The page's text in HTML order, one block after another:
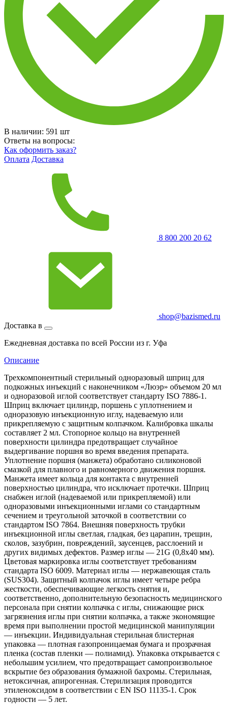
В наличии: 591 шт
Ответы на вопросы:
Как оформить заказ?
Оплата Доставка
8 800 200 20 62
shop@bazismed.ru
Доставка в
Ежедневная доставка по всей России из г. Уфа
Описание
Трехкомпонентный стерильный одноразовый шприц для
подкожных инъекций с наконечником «Люэр» объемом 20 мл
и одноразовой иглой соответствует стандарту ISO 7886-1.
Шприц включает цилиндр, поршень с уплотнением и
одноразовую инъекционную иглу, надеваемую или
прикрепляемую с защитным колпачком. Калибровка шкалы
составляет 2 мл. Стопорное кольцо на внутренней
поверхности цилиндра предотвращает случайное
выдергивание поршня во время введения препарата.
Уплотнение поршня (манжета) обработано силиконовой
смазкой для плавного и равномерного движения поршня.
Манжета имеет кольца для контакта с внутренней
поверхностью цилиндра, что исключает протечки. Шприц
снабжен иглой (надеваемой или прикрепляемой) или
одноразовыми инъекционными иглами со стандартным
сечением и треугольной заточкой в соответствии со
стандартом ISO 7864. Внешняя поверхность трубки
инъекционной иглы светлая, гладкая, без царапин, трещин,
сколов, зазубрин, повреждений, заусенцев, расслоений и
других видимых дефектов. Размер иглы — 21G (0,8x40 мм).
Цветовая маркировка иглы соответствует требованиям
стандарта ISO 6009. Материал иглы — нержавеющая сталь
(SUS304). Защитный колпачок иглы имеет четыре ребра
жесткости, обеспечивающие легкость снятия и,
соответственно, дополнительную безопасность медицинского
персонала при снятии колпачка с иглы, снижающие риск
загрязнения иглы при снятии колпачка, а также экономящие
время при выполнении простой медицинской манипуляции
— инъекции. Индивидуальная стерильная блистерная
упаковка — плотная газопроницаемая бумага и прозрачная
пленка (состав пленки — полиамид). Упаковка открывается с
небольшим усилием, что предотвращает самопроизвольное
вскрытие без образования бумажной бахромы. Стерильная,
нетоксичная, апирогенная. Стерилизация проводится
этиленоксидом в соответствии с EN ISO 11135-1. Срок
годности — 5 лет.